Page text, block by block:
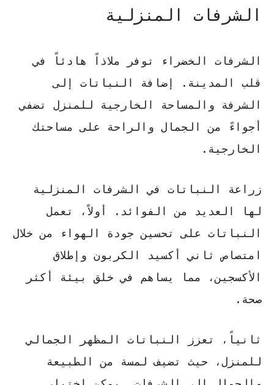
الشرفات المنزلية
الشرفات الخضراء توفر ملاذاً هادئاً في
قلب المدينة. إضافة النباتات إلى
الشرفة والمساحة الخارجية للمنزل تضفي
أجواءً من الجمال والراحة على مساحتك
الخارجية.
زراعة النباتات في الشرفات المنزلية
لها العديد من الفوائد. أولاً، تعمل
النباتات على
تحسين جودة الهواء
من خلال
امتصاص ثاني أكسيد الكربون وإطلاق
الأكسجين، مما يساهم في خلق بيئة أكثر
صحة.
ثانياً، تعزز النباتات المظهر الجمالي
للمنزل، حيث تضيف لمسة من الطبيعة